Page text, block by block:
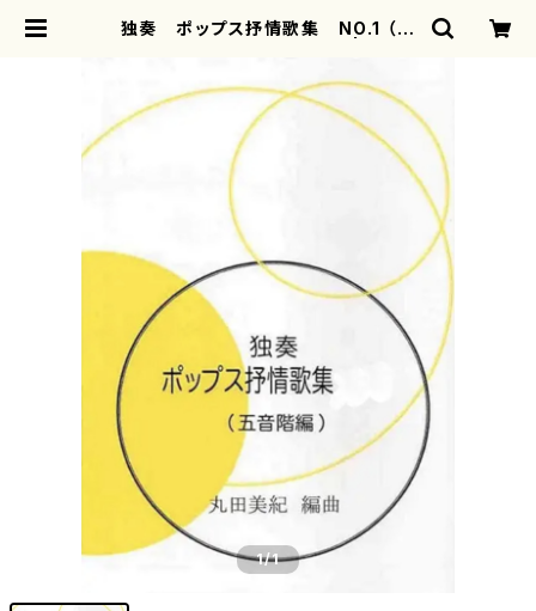
独奏 ポップス抒情歌集 NO.1 （五
1/1